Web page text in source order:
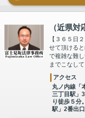
（近県
【３６５日
せて頂ける
で複雑な難
までこなし
アクセス
丸ノ内線「
三丁目駅」
り徒歩５分
駅」2番出